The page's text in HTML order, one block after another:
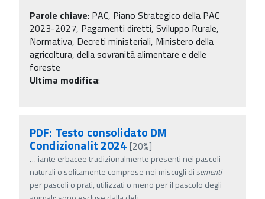
Parole chiave: PAC, Piano Strategico della PAC
2023-2027, Pagamenti diretti, Sviluppo Rurale,
Normativa, Decreti ministeriali, Ministero della
agricoltura, della sovranità alimentare e delle
foreste
Ultima modifica:
PDF: Testo consolidato DM
Condizionalit 2024 [20%]
… iante erbacee tradizionalmente presenti nei pascoli
naturali o solitamente comprese nei miscugli di sementi
per pascoli o prati, utilizzati o meno per il pascolo degli